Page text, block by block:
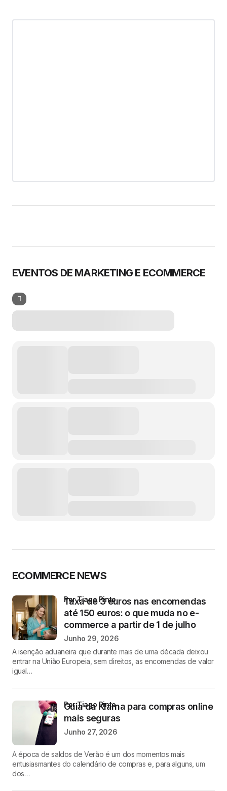
EVENTOS DE MARKETING E ECOMMERCE
ECOMMERCE NEWS
Taxa de 3 euros nas encomendas
até 150 euros: o que muda no e-
commerce a partir de 1 de julho
por Tiago Pinto
Junho 29, 2026
A isenção aduaneira que durante mais de uma década deixou
entrar na União Europeia, sem direitos, as encomendas de valor
igual…
Guia da Klarna para compras online
mais seguras
por Tiago Pinto
Junho 27, 2026
A época de saldos de Verão é um dos momentos mais
entusiasmantes do calendário de compras e, para alguns, um
dos…